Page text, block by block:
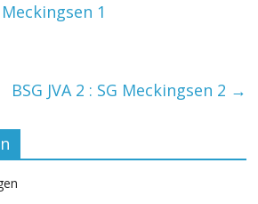
Meckingsen 1
BSG JVA 2 : SG Meckingsen 2 →